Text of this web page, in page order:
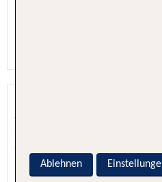
Turgutreis, Bodrum, Türkei
5.1 - 82 % Weiterempfehlung
Ablehnen